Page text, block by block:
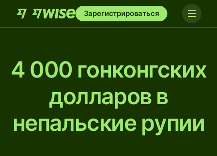
Зарегистрироваться
4 000 гонконгских
долларов в
непальские рупии